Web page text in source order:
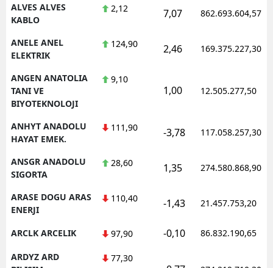
ALVES ALVES
KABLO
2,12 7,07 862.693.604,57
ANELE ANEL
ELEKTRIK
124,90 2,46 169.375.227,30
ANGEN ANATOLIA
TANI VE
BIYOTEKNOLOJI
9,10
1,00 12.505.277,50
ANHYT ANADOLU
HAYAT EMEK.
111,90 -3,78 117.058.257,30
ANSGR ANADOLU
SIGORTA
28,60 1,35 274.580.868,90
ARASE DOGU ARAS
ENERJI
110,40 -1,43 21.457.753,20
ARCLK ARCELIK 97,90 -0,10 86.832.190,65
ARDYZ ARD
77,30